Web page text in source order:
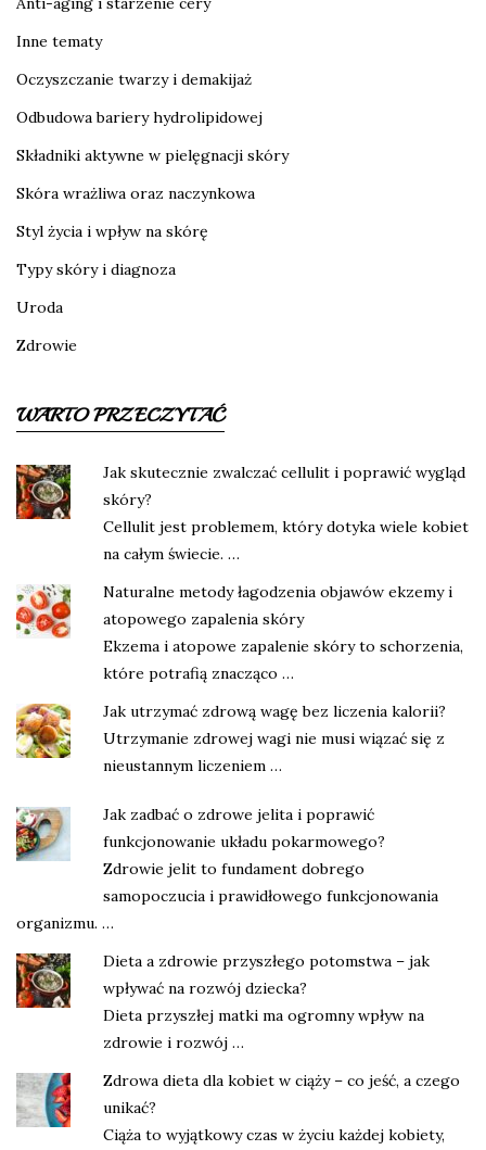
Inne tematy
Oczyszczanie twarzy i demakijaż
Odbudowa bariery hydrolipidowej
Składniki aktywne w pielęgnacji skóry
Skóra wrażliwa oraz naczynkowa
Styl życia i wpływ na skórę
Typy skóry i diagnoza
Uroda
Zdrowie
WARTO PRZECZYTAĆ
Jak skutecznie zwalczać cellulit i poprawić wygląd
skóry?
Cellulit jest problemem, który dotyka wiele kobiet
na całym świecie. …
Naturalne metody łagodzenia objawów ekzemy i
atopowego zapalenia skóry
Ekzema i atopowe zapalenie skóry to schorzenia,
które potrafią znacząco …
Jak utrzymać zdrową wagę bez liczenia kalorii?
Utrzymanie zdrowej wagi nie musi wiązać się z
nieustannym liczeniem …
Jak zadbać o zdrowe jelita i poprawić
funkcjonowanie układu pokarmowego?
Zdrowie jelit to fundament dobrego
samopoczucia i prawidłowego funkcjonowania
organizmu. …
Dieta a zdrowie przyszłego potomstwa – jak
wpływać na rozwój dziecka?
Dieta przyszłej matki ma ogromny wpływ na
zdrowie i rozwój …
Zdrowa dieta dla kobiet w ciąży – co jeść, a czego
unikać?
Ciąża to wyjątkowy czas w życiu każdej kobiety,